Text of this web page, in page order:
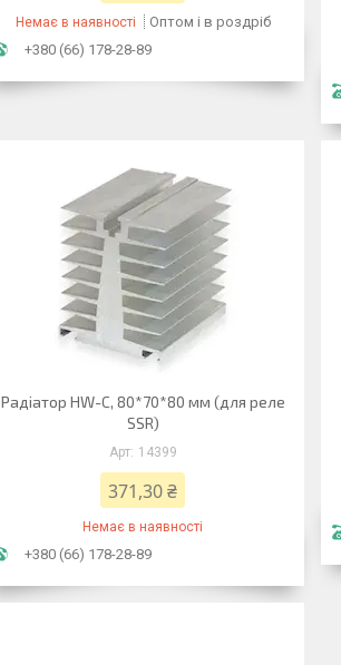
Немає в наявності
Оптом і в роздріб
+380 (66) 178-28-89
Радіатор HW-C, 80*70*80 мм (для реле
SSR)
14399
371,30 ₴
Немає в наявності
+380 (66) 178-28-89